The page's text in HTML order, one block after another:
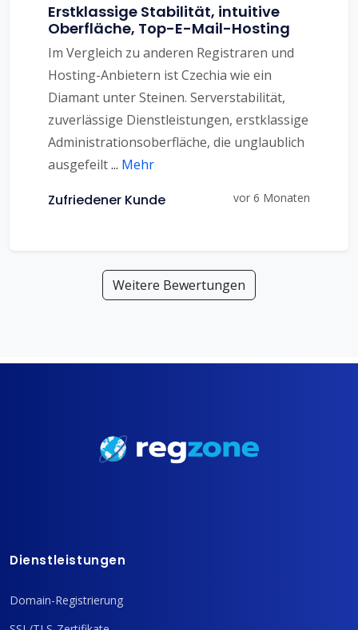
Erstklassige Stabilität, intuitive
Oberfläche, Top-E-Mail-Hosting
Im Vergleich zu anderen Registraren und
Hosting-Anbietern ist Czechia wie ein
Diamant unter Steinen. Serverstabilität,
zuverlässige Dienstleistungen, erstklassige
Administrationsoberfläche, die unglaublich
ausgefeilt... Mehr
Zufriedener Kunde vor 6 Monaten
Weitere Bewertungen
Dienstleistungen
Domain-Registrierung